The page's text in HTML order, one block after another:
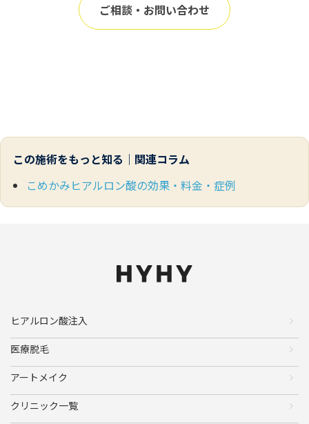
ご相談・お問い合わせ
この施術をもっと知る｜関連コラム
こめかみヒアルロン酸の効果・料金・症例
ヒアルロン酸注入
医療脱毛
アートメイク
クリニック一覧